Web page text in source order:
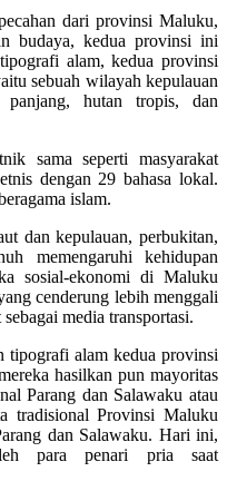
dari provinsi Maluku,
budaya, kedua provinsi ini
alam, kedua provinsi
sebuah wilayah kepulauan
hutan tropis, dan
sama seperti masyarakat
dengan 29 bahasa lokal.
islam.
dan kepulauan, perbukitan,
memengaruhi kehidupan
sosial-ekonomi di Maluku
cenderung lebih menggali
media transportasi.
tipografi alam kedua provinsi
hasilkan pun mayoritas
Parang dan Salawaku atau
tradisional Provinsi Maluku
dan Salawaku. Hari ini,
para penari pria saat